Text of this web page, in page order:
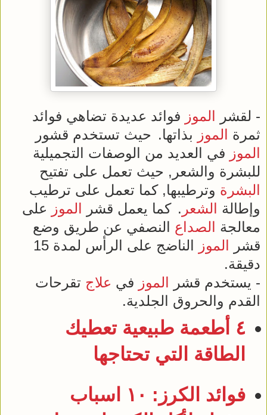
- لقشر الموز فوائد عديدة تضاهي فوائد
ثمرة الموز بذاتها. حيث تستخدم قشور
الموز في العديد من الوصفات التجميلية
للبشرة والشعر, حيث تعمل على تفتيح
البشرة وترطيبها, كما تعمل على ترطيب
وإطالة الشعر . كما يعمل قشر الموز على
معالجة الصداع النصفي عن طريق وضع
قشر الموز
الناضج على الرأس لمدة 15
دقيقة.
- يستخدم قشر الموز في علاج تقرحات
القدم والحروق الجلدية.
٤ أطعمة طبيعية تعطيك
الطاقة التي تحتاجها
فوائد الكرز: ١٠ اسباب